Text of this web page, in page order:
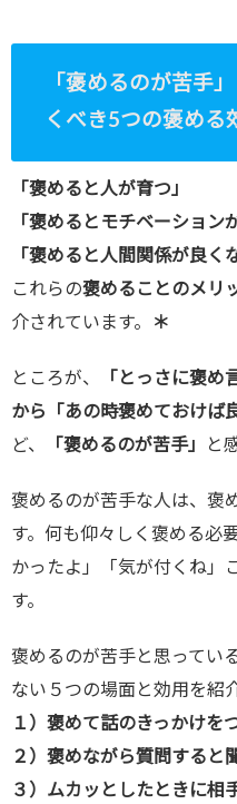
komiya.com
/public_htm
l/wp-
content/plu
gins/sns-
cache.php
on line 2897
「褒めるのが苦手
くべき5つの褒める
「褒めると人が育つ」
「褒めるとモチベーション
「褒めると人間関係が良く
これらの褒めることのメリ
介されています。
＊
ところが、
「とっさに褒め
から「あの時褒めておけば
ど、
「褒めるのが苦手」 と
褒めるのが苦手な人は、褒
す。何も仰々しく褒める必
かったよ」「気が付くね」
す。
褒めるのが苦手と思ってい
ない５つの場面と効用を紹
１）褒めて話のきっかけを
２）褒めながら質問すると
３）ムカッとしたときに相